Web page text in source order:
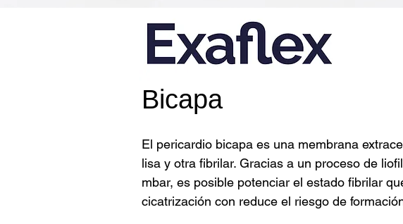
Bicapa
El pericardio bicapa es una membrana
lisa y otra fibrilar. Gracias a un proceso de
mbar, es posible potenciar el estado fibrilar
cicatrización con reduce el riesgo de